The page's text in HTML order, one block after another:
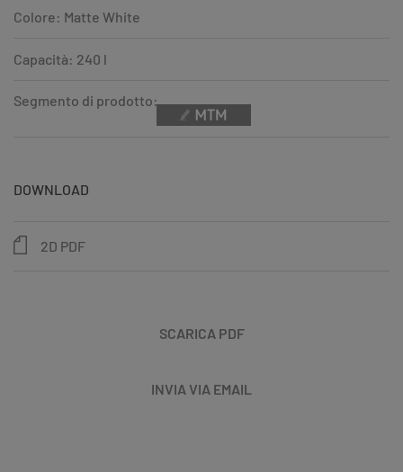
Colore: Matte White
Capacità: 240 l
Segmento di prodotto:
DOWNLOAD
2D PDF
SCARICA PDF
INVIA VIA EMAIL